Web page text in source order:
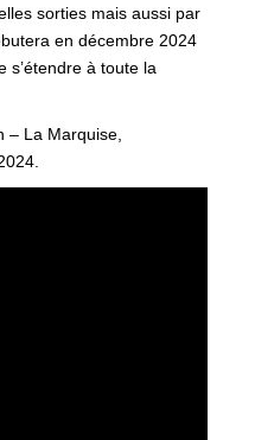
sorties mais aussi par
en décembre 2024
s’étendre à toute la
– La Marquise,